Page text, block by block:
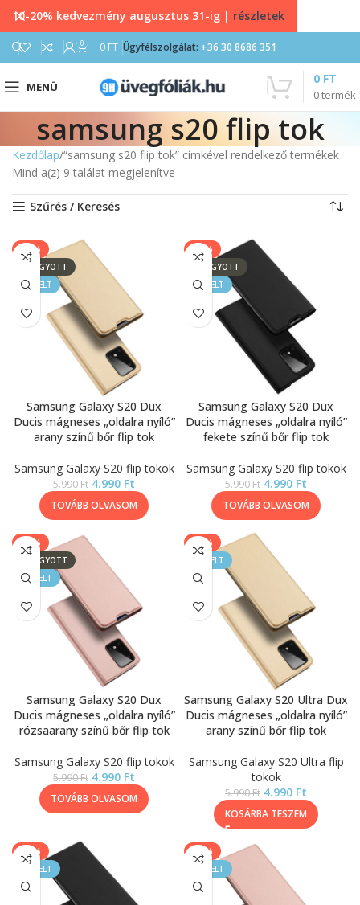
0 0 FT Ügyfélszolgálat: +36 30 8686 351
MENÜ
0termék
0 FT
samsung s20 flip tok
Kezdőlap “samsung s20 flip tok” címkével rendelkező termékek
Mind a(z) 9 találat megjelenítve
Szűrés / Keresés
-17%
ELFOGYOTT
KIEMELT
Samsung Galaxy S20 Dux
Ducis mágneses „oldalra nyíló”
arany színű bőr flip tok
Samsung Galaxy S20 flip tokok
5.990Ft 4.990 Ft
TOVÁBB OLVASOM
-17%
ELFOGYOTT
KIEMELT
Samsung Galaxy S20 Dux
Ducis mágneses „oldalra nyíló”
fekete színű bőr flip tok
Samsung Galaxy S20 flip tokok
5.990Ft 4.990 Ft
TOVÁBB OLVASOM
-17%
ELFOGYOTT
KIEMELT
Samsung Galaxy S20 Dux
Ducis mágneses „oldalra nyíló”
rózsaarany színű bőr flip tok
Samsung Galaxy S20 flip tokok
5.990Ft 4.990 Ft
TOVÁBB OLVASOM
-17%
KIEMELT
Samsung Galaxy S20 Ultra Dux
Ducis mágneses „oldalra nyíló”
arany színű bőr flip tok
Samsung Galaxy S20 Ultra flip
tokok
5.990Ft 4.990 Ft
KOSÁRBA TESZEM
-17%
KIEMELT
-17%
KIEMELT
10-20% kedvezmény augusztus 31-ig | részletek